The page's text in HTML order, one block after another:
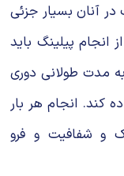
آنان بسیار جزئی
انجام پیلینگ باید
مدت طولانی دوری
کند. انجام هر بار
و شفافیت و فرو